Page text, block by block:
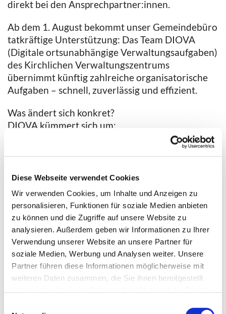
Diese Webseite verwendet Cookies
Wir verwenden Cookies, um Inhalte und Anzeigen zu
personalisieren, Funktionen für soziale Medien anbieten
zu können und die Zugriffe auf unsere Website zu
analysieren. Außerdem geben wir Informationen zu Ihrer
Verwendung unserer Website an unsere Partner für
soziale Medien, Werbung und Analysen weiter. Unsere
Partner führen diese Informationen möglicherweise mit
weiteren Daten zusammen, die Sie ihnen bereitgestellt
direkt bei den Ansprechpartner:innen.
Ab dem 1. August bekommt unser Gemeindebüro
tatkräftige Unterstützung: Das Team DIOVA
(Digitale ortsunabhängige Verwaltungsaufgaben)
des Kirchlichen Verwaltungszentrums
übernimmt künftig zahlreiche organisatorische
Aufgaben – schnell, zuverlässig und effizient.
Was ändert sich konkret?
DIOVA kümmert sich um:
- telefonische Anfragen,
- das Bearbeiten von Rechnungen,
bedeutet für Sie: bessere Erreichbarkeit und
reibungslosere Abläufe!
Das erfahrene DIOVA-Team ist montags bis
freitags von 9:00 bis 15:00 Uhr für Sie da.